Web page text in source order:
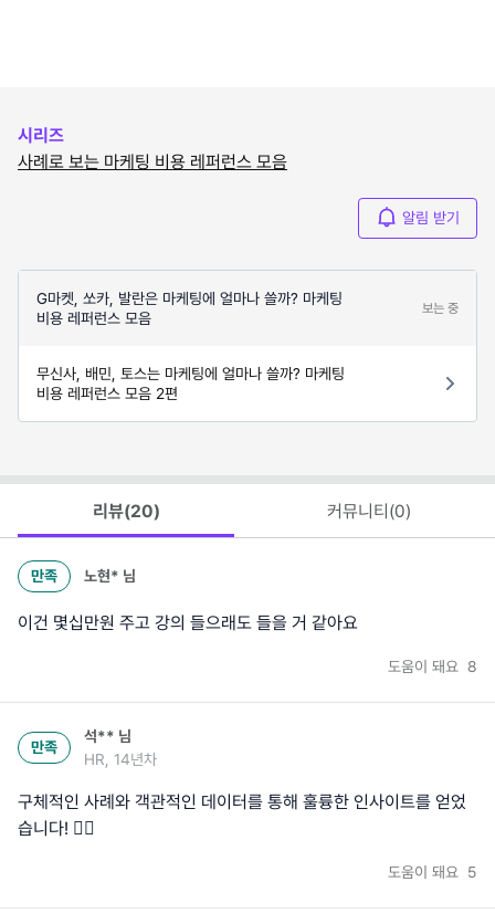
시리즈
사례로 보는 마케팅 비용 레퍼런스 모음
알림 받기
G마켓, 쏘카, 발란은 마케팅에 얼마나 쓸까? 마케팅
비용 레퍼런스 모음
보는 중
무신사, 배민, 토스는 마케팅에 얼마나 쓸까? 마케팅
비용 레퍼런스 모음 2편
리뷰(20) 커뮤니티(0)
만족 노현* 님
이건 몇십만원 주고 강의 들으래도 들을 거 같아요
도움이 돼요 8
만족
석** 님
HR, 14년차
구체적인 사례와 객관적인 데이터를 통해 훌륭한 인사이트를 얻었
습니다! 👍🏽
도움이 돼요 5